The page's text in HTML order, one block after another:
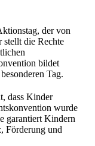
der von
die Rechte
bildet
Tag.
dass Kinder
wurde
garantiert Kindern
Förderung und